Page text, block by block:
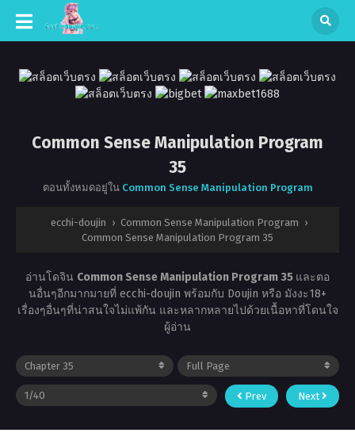
Common Sense Manipulation Program
35
ตอนทั้งหมดอยู่ใน Common Sense Manipulation Program
ecchi-doujin › Common Sense Manipulation Program ›
Common Sense Manipulation Program 35
อ่านโดจิน Common Sense Manipulation Program 35 และตอ
นอื่นๆอีกมากมายที่ ecchi-doujin พร้อมกับ Doujin หรือ มังงะ18+
เรื่องๆอื่นๆที่น่าสนใจไม่แพ้กัน และหลากหลายไปด้วยเนื้อหาที่โดนใจ
ผู้อ่าน
Prev Next